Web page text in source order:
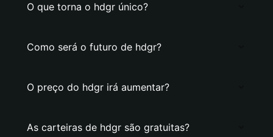
O que torna o hdgr único?
Como será o futuro de hdgr?
O preço do hdgr irá aumentar?
As carteiras de hdgr são gratuitas?